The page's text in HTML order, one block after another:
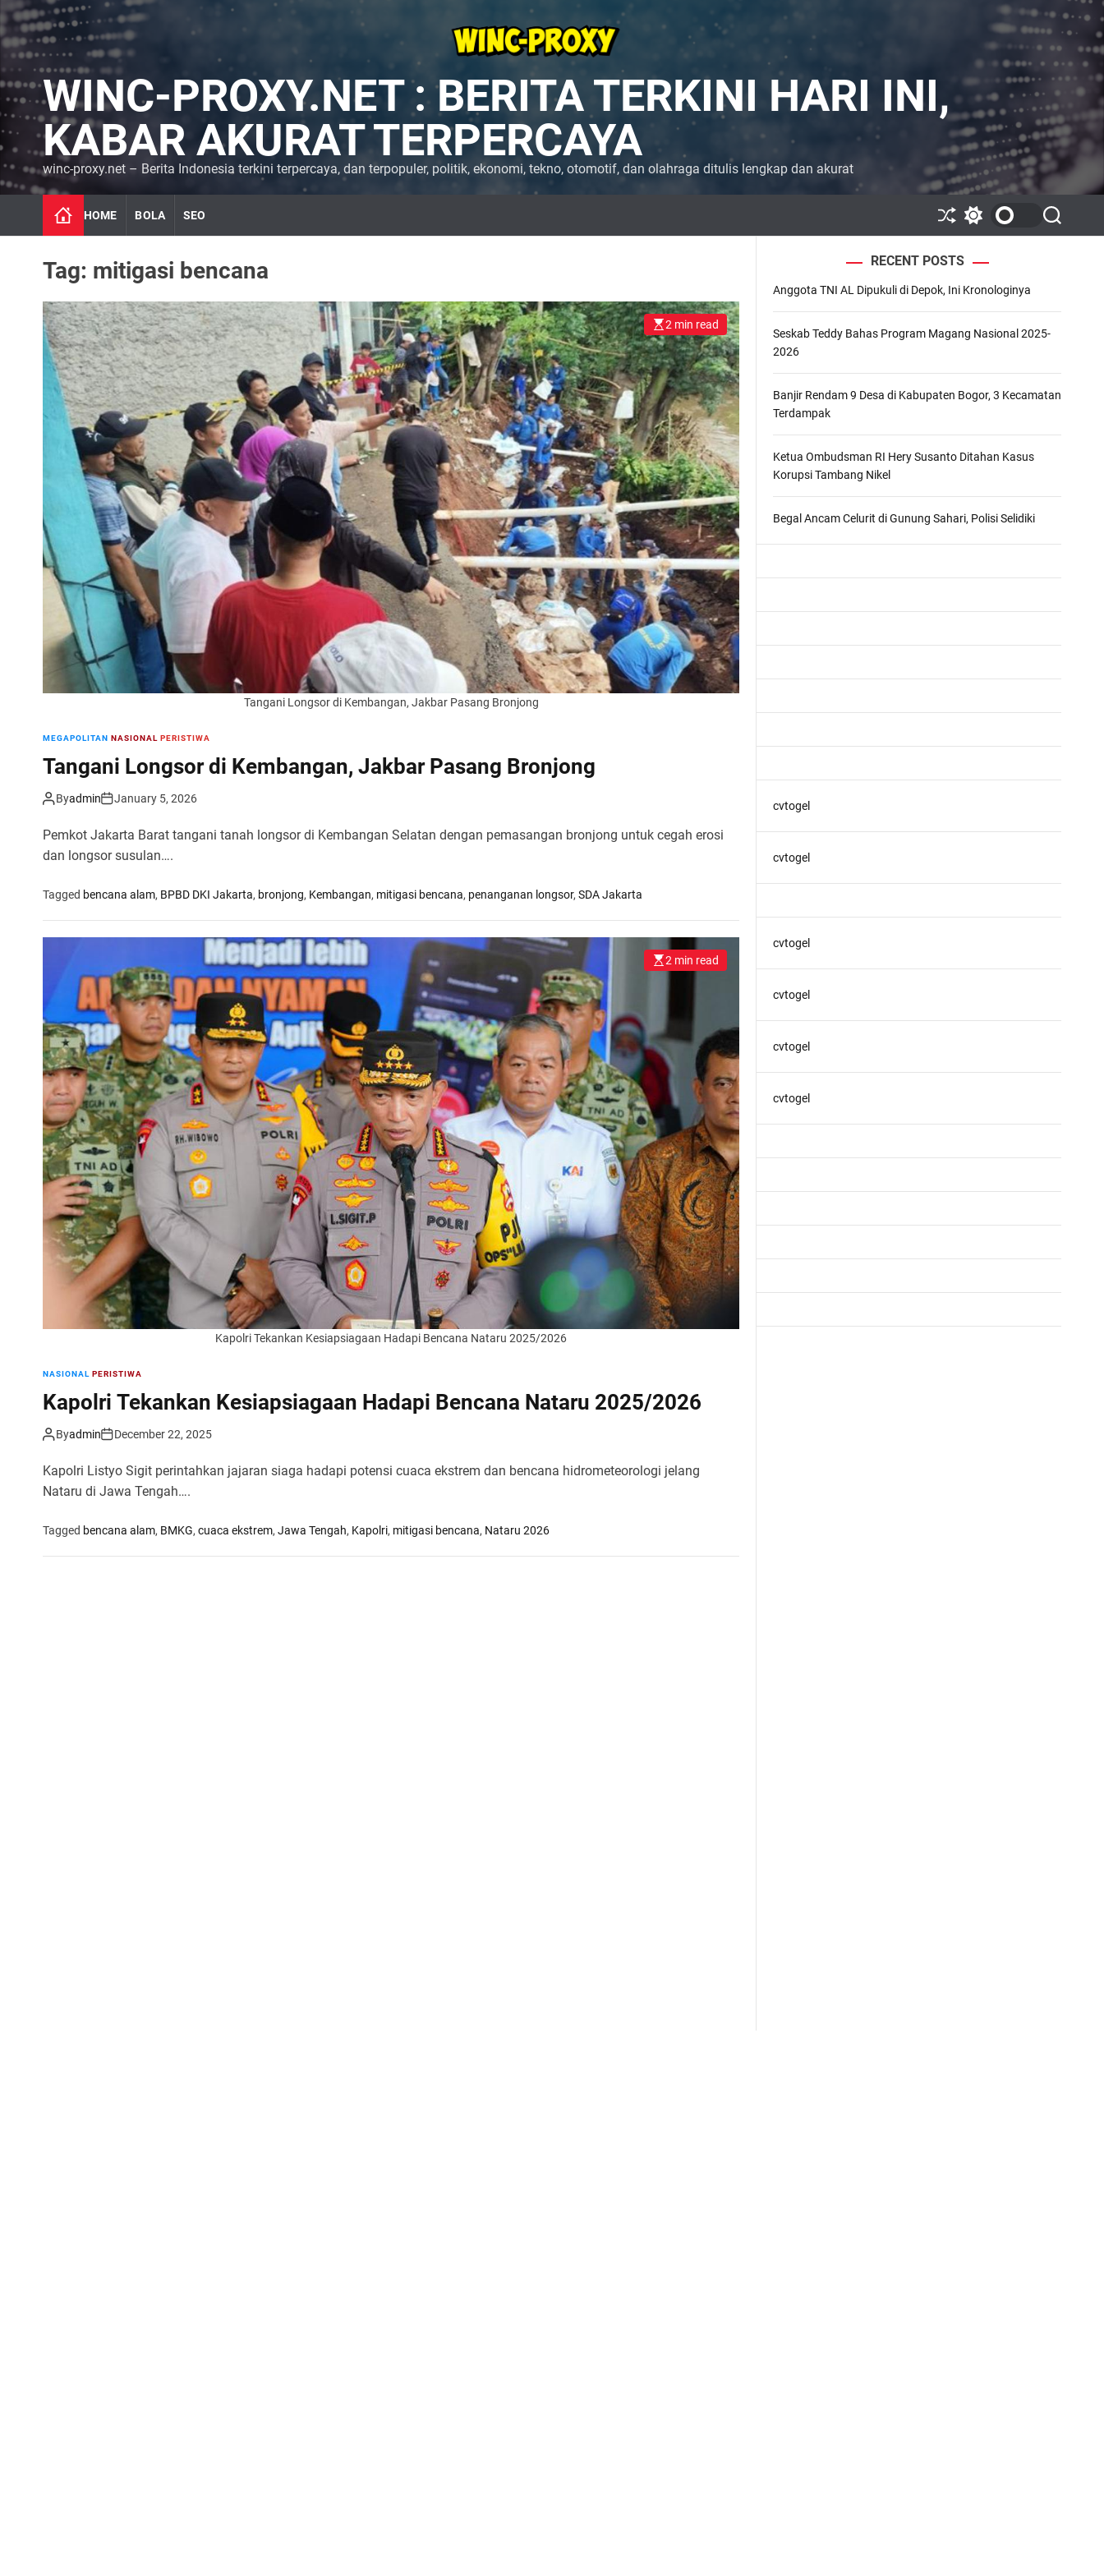
k
t
c
o
n
e
WINC-PROXY.NET : BERITA TERKINI HARI INI,
KABAR AKURAT TERPERCAYA
winc-proxy.net – Berita Indonesia terkini terpercaya, dan terpopuler, politik, ekonomi, tekno, otomotif, dan olahraga ditulis lengkap dan akurat
HOME BOLA SEO
S
h
ff
e
S
w
t
h
l
m
o
d
S
e
Tag: mitigasi bencana
Tangani Longsor di Kembangan, Jakbar Pasang Bronjong
2 min read
MEGAPOLITAN NASIONAL PERISTIWA
Tangani Longsor di Kembangan, Jakbar Pasang Bronjong
Byadmin January 5, 2026
Pemkot Jakarta Barat tangani tanah longsor di Kembangan Selatan dengan pemasangan bronjong untuk cegah erosi
dan longsor susulan….
Tagged bencana alam, BPBD DKI Jakarta, bronjong, Kembangan, mitigasi bencana, penanganan longsor, SDA Jakarta
Kapolri Tekankan Kesiapsiagaan Hadapi Bencana Nataru 2025/2026
2 min read
NASIONAL PERISTIWA
Kapolri Tekankan Kesiapsiagaan Hadapi Bencana Nataru 2025/2026
Byadmin December 22, 2025
Kapolri Listyo Sigit perintahkan jajaran siaga hadapi potensi cuaca ekstrem dan bencana hidrometeorologi jelang
Nataru di Jawa Tengah….
Tagged bencana alam, BMKG, cuaca ekstrem, Jawa Tengah, Kapolri, mitigasi bencana, Nataru 2026
RECENT POSTS
Anggota TNI AL Dipukuli di Depok, Ini Kronologinya
Seskab Teddy Bahas Program Magang Nasional 2025-
2026
Banjir Rendam 9 Desa di Kabupaten Bogor, 3 Kecamatan
Terdampak
Ketua Ombudsman RI Hery Susanto Ditahan Kasus
Korupsi Tambang Nikel
Begal Ancam Celurit di Gunung Sahari, Polisi Selidiki
cvtogel
cvtogel
cvtogel
cvtogel
cvtogel
cvtogel